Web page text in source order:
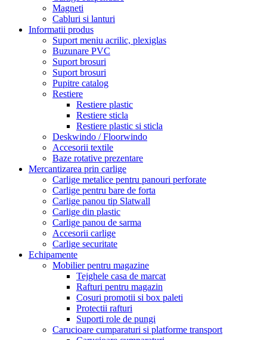
Magneti
Cabluri si lanturi
Informatii produs
Suport meniu acrilic, plexiglas
Buzunare PVC
Suport brosuri
Suport brosuri
Pupitre catalog
Restiere
Restiere plastic
Restiere sticla
Restiere plastic si sticla
Deskwindo / Floorwindo
Accesorii textile
Baze rotative prezentare
Mercantizarea prin carlige
Carlige metalice pentru panouri perforate
Carlige pentru bare de forta
Carlige panou tip Slatwall
Carlige din plastic
Carlige panou de sarma
Accesorii carlige
Carlige securitate
Echipamente
Mobilier pentru magazine
Tejghele casa de marcat
Rafturi pentru magazin
Cosuri promotii si box paleti
Protectii rafturi
Suporti role de pungi
Carucioare cumparaturi si platforme transport